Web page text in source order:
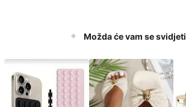
Možda će vam se svidjeti